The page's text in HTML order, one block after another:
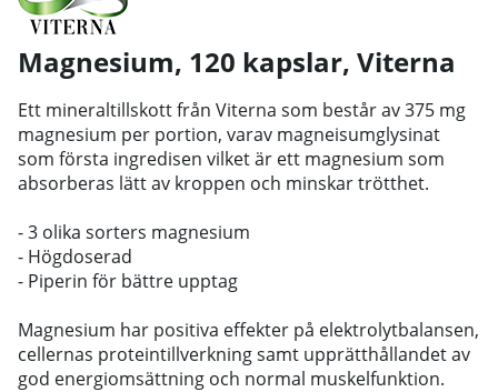
Magnesium, 120 kapslar, Viterna
Ett mineraltillskott från Viterna som består av 375 mg
magnesium per portion, varav magneisumglysinat
som första ingredisen vilket är ett magnesium som
absorberas lätt av kroppen och minskar trötthet.
- 3 olika sorters magnesium
- Högdoserad
- Piperin för bättre upptag
Magnesium har positiva effekter på elektrolytbalansen,
cellernas proteintillverkning samt upprätthållandet av
god energiomsättning och normal muskelfunktion.